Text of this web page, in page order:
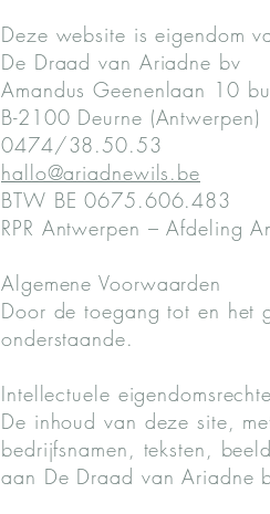
Deze website is eigendom
De Draad van Ariadne bv
Amandus Geenenlaan 10
B-2100 Deurne (Antwerpen)
0474/38.50.53
hallo@ariadnewils.be
BTW BE 0675.606.483
RPR Antwerpen – Afdeling
Algemene Voorwaarden
Door de toegang tot en het
onderstaande.
Intellectuele
De inhoud van deze site,
bedrijfsnamen, teksten,
aan De Draad van Ariadne